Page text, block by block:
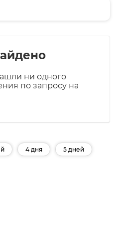
ни одного
по запросу на
4 дня 5 дней